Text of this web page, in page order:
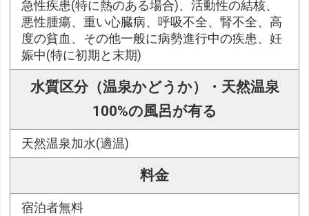
急性疾患(特に熱のある場合)、活動性の結核、
悪性腫瘍、重い心臓病、呼吸不全、腎不全、高
度の貧血、その他一般に病勢進行中の疾患、妊
娠中(特に初期と末期)
水質区分（温泉かどうか）・天然温泉
100%の風呂が有る
天然温泉加水(適温)
料金
宿泊者無料